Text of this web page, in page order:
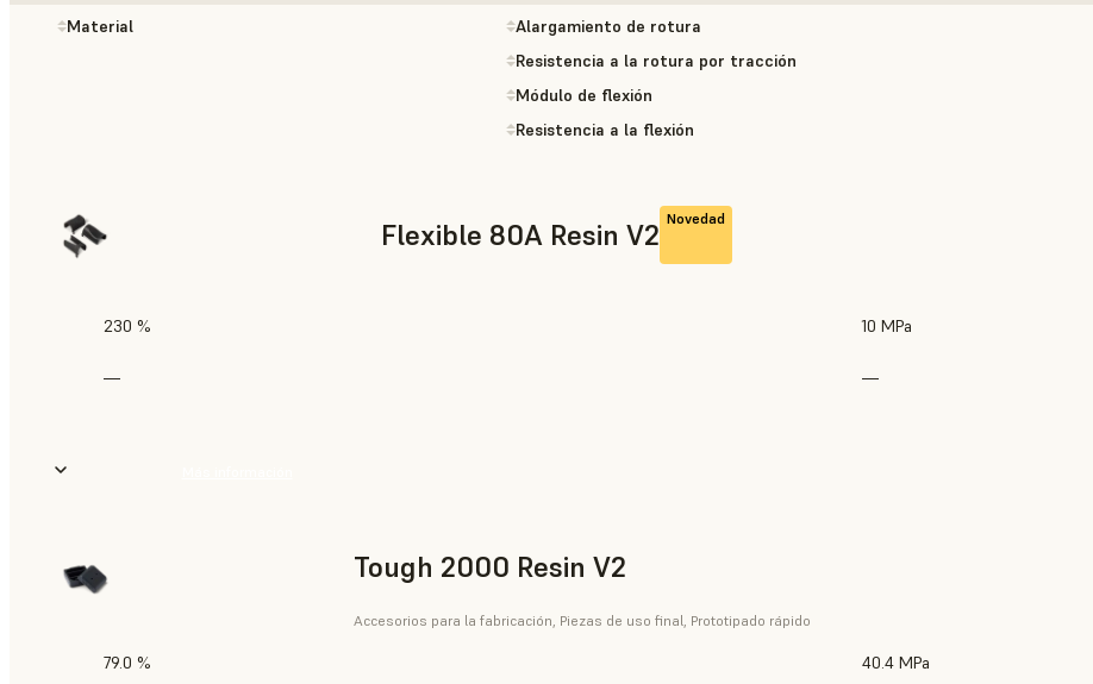
Material
Alargamiento de rotura
Resistencia a la rotura por tracción
Módulo de flexión
Resistencia a la flexión
Flexible 80A Resin V2 Novedad
230 % 10 MPa
— —
Tough 2000 Resin V2
Accesorios para la fabricación, Piezas de uso final, Prototipado rápido
79.0 %
40.4 MPa